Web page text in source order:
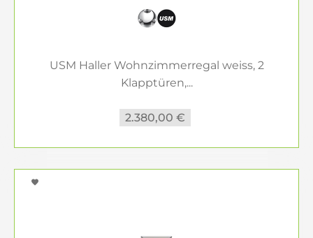
USM Haller Wohnzimmerregal weiss, 2
Klapptüren,...
2.380,00 €